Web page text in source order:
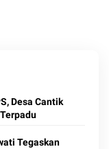
Desa Cantik
Tegaskan